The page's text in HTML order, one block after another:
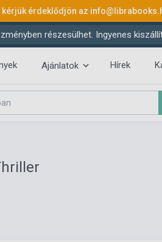
érdeklődjön az
részesülhet. Ingyenes
Ajánlatok Hírek